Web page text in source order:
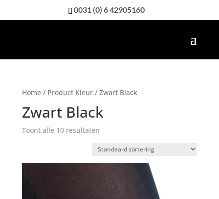
0031 (0) 6 42905160
Home/ Product Kleur / Zwart Black
Zwart Black
Toont alle 10 resultaten